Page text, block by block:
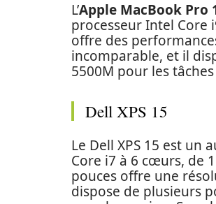
L’Apple MacBook Pro
processeur Intel Core
offre des
incomparable, et il
5500M pour les
Dell XPS 15
Le Dell XPS 15 est un
Core i7 à 6 cœurs, de
pouces offre une
dispose de plusieurs